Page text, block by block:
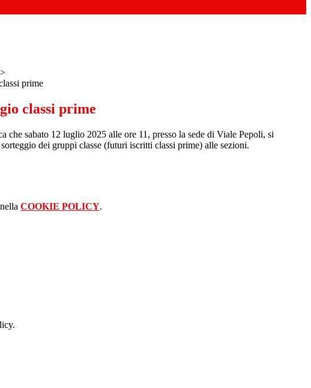
>
prime
classi prime
che sabato 12 luglio 2025 alle ore 11, presso la sede di Viale Pepoli, si
dei gruppi classe (futuri iscritti classi prime) alle sezioni.
COOKIE POLICY.